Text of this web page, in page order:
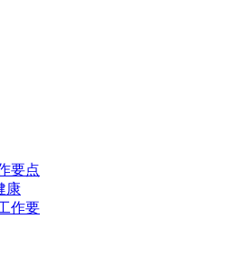
要点
康
作要